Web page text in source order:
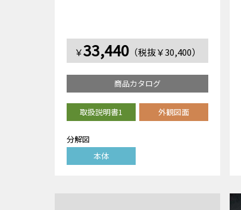
￥33,440 （税抜￥30,400）
商品カタログ
取扱説明書1 外観図面
分解図
本体